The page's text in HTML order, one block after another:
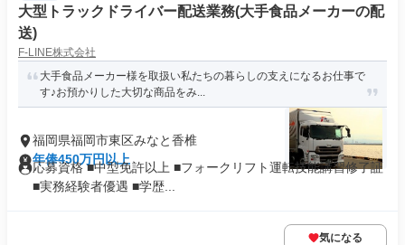
大型トラックドライバー配送業務(大手食品メーカーの配
送)
F-LINE株式会社
大手食品メーカー様を取扱い私たちの暮らしの支えになるお仕事で
す♪お預かりした大切な商品をみ...
福岡県福岡市東区みなと香椎
年俸450万円以上
応募資格 ■中型免許以上 ■フォークリフト運転技能講習修了証
■実務経験者優遇 ■学歴...
気になる